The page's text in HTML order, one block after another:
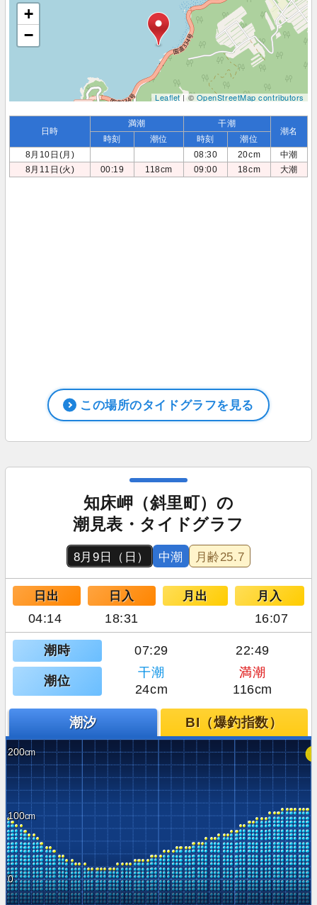
+
−
Leaflet| ©OpenStreetMap contributors
日時
満潮 干潮
潮名
時刻 潮位 時刻
潮位
8月10日(月)
08:30 20cm
中潮
8月11日(火)
00:19 118cm 09:00 18cm 大潮
この場所のタイドグラフを見る
知床岬（斜里町）の
潮見表・タイドグラフ
8月9日（日） 中潮 月齢25.7
日出 日入 月出 月入
04:14 18:31 16:07
潮時 07:29 22:49
潮位
干潮
満潮
24cm
116cm
潮汐 BI（爆釣指数）
200
100
0